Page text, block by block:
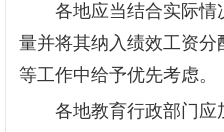
各地应当结合实际情
量并将其纳入绩效工资
等工作中给予优先考虑。
各地教育行政部门应